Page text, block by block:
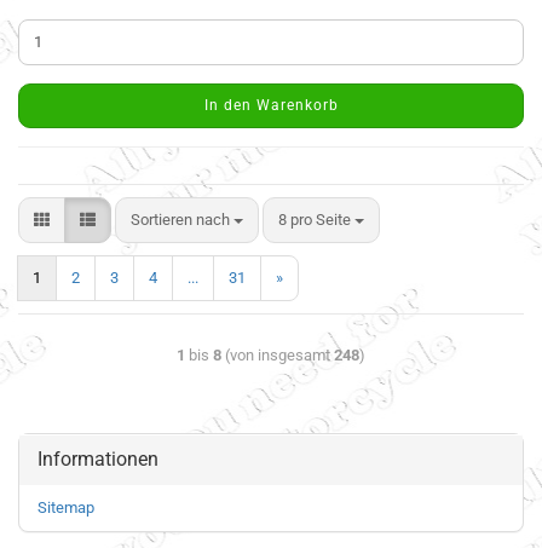
In den Warenkorb
Sortieren nach 8 pro Seite
1 2 3 4 ... 31 »
1 bis 8 (von insgesamt 248)
Informationen
Sitemap